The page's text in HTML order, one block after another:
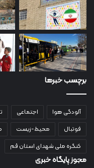
برچسب خبرها
آلودگی هوا اجتماعی
فوتبال
محیط-زیست
کنگره ملی شهدای استان قم
مجوز پایگاه خبری